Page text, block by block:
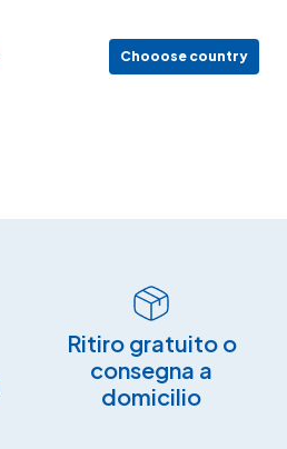
Chooose country
Ritiro gratuito o
consegna a
domicilio